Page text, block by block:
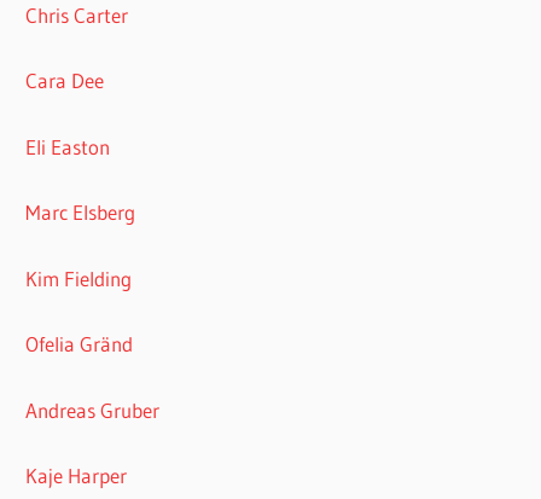
Chris Carter
Cara Dee
Eli Easton
Marc Elsberg
Kim Fielding
Ofelia Gränd
Andreas Gruber
Kaje Harper